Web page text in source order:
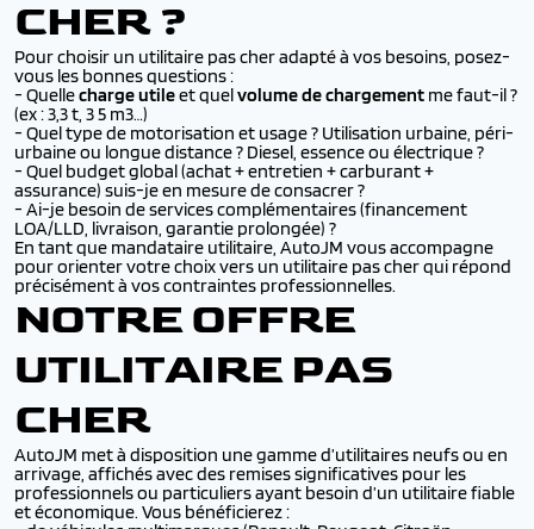
CHER ?
Pour choisir un utilitaire pas cher adapté à vos besoins, posez-
vous les bonnes questions :
- Quellecharge utileet quelvolume de chargement me faut-il ?
(ex : 3,3 t, 3 5 m3…)
- Quel type de motorisation et usage ? Utilisation urbaine, péri-
urbaine ou longue distance ? Diesel, essence ou électrique ?
- Quel budget global (achat + entretien + carburant +
assurance) suis-je en mesure de consacrer ?
- Ai-je besoin de services complémentaires (financement
LOA/LLD, livraison, garantie prolongée) ?
En tant que mandataire utilitaire, AutoJM vous accompagne
pour orienter votre choix vers un utilitaire pas cher qui répond
précisément à vos contraintes professionnelles.
NOTRE OFFRE
UTILITAIRE PAS
CHER
AutoJM met à disposition une gamme d’utilitaires neufs ou en
arrivage, affichés avec des remises significatives pour les
professionnels ou particuliers ayant besoin d’un utilitaire fiable
et économique. Vous bénéficierez :